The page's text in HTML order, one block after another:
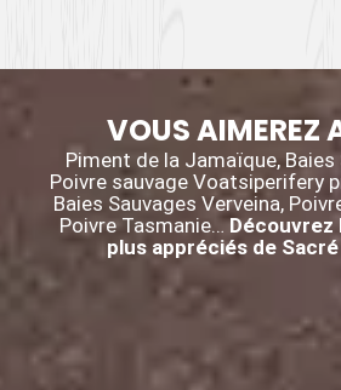
VOUS AIMEREZ
Piment de la Jamaïque, Baies
Poivre sauvage Voatsiperifery
Baies Sauvages Verveina,
Poivre Tasmanie…Découvrez
plus appréciés de